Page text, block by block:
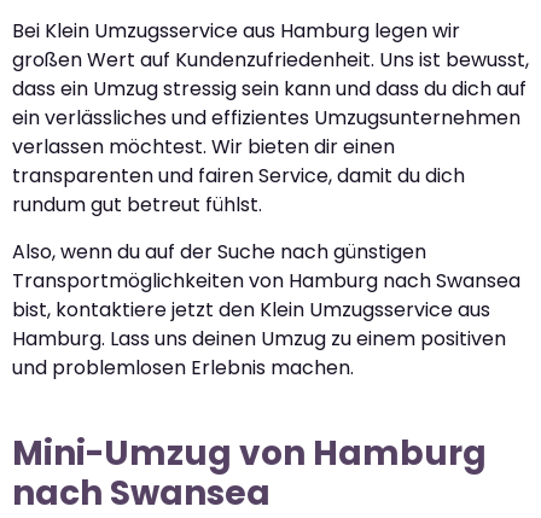
Bei Klein Umzugsservice aus Hamburg legen wir
großen Wert auf Kundenzufriedenheit. Uns ist bewusst,
dass ein Umzug stressig sein kann und dass du dich auf
ein verlässliches und effizientes Umzugsunternehmen
verlassen möchtest. Wir bieten dir einen
transparenten und fairen Service, damit du dich
rundum gut betreut fühlst.
Also, wenn du auf der Suche nach günstigen
Transportmöglichkeiten von Hamburg nach Swansea
bist, kontaktiere jetzt den Klein Umzugsservice aus
Hamburg. Lass uns deinen Umzug zu einem positiven
und problemlosen Erlebnis machen.
Mini-Umzug von Hamburg
nach Swansea